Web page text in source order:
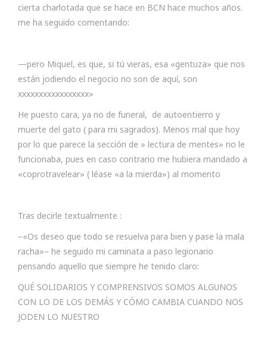
cierta charlotada que se hace en BCN hace muchos años.
me ha seguido comentando:
—pero Miquel, es que, si tú vieras, esa «gentuza» que nos
están jodiendo el negocio no son de aquí, son
xxxxxxxxxxxxxxxxx»
He puesto cara, ya no de funeral, de autoentierro y
muerte del gato ( para mi sagrados). Menos mal que hoy
por lo que parece la sección de » lectura de mentes» no le
funcionaba, pues en caso contrario me hubiera mandado a
«coprotravelear» ( léase «a la mierda») al momento
Tras decirle textualmente :
–«Os deseo que todo se resuelva para bien y pase la mala
racha»– he seguido mi caminata a paso legionario
pensando aquello que siempre he tenido claro:
QUÉ SOLIDARIOS Y COMPRENSIVOS SOMOS ALGUNOS
CON LO DE LOS DEMÁS Y CÓMO CAMBIA CUANDO NOS
JODEN LO NUESTRO